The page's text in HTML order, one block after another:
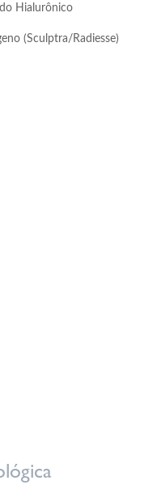
Hialurônico
(Sculptra/Radiesse)